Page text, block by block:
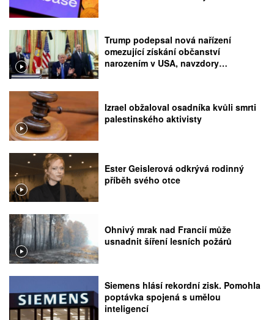
Trump podepsal nová nařízení
omezující získání občanství
narozením v USA, navzdory
Izrael obžaloval osadníka kvůli smrti
palestinského aktivisty
Ester Geislerová odkrývá rodinný
příběh svého otce
Ohnivý mrak nad Francií může
usnadnit šíření lesních požárů
Siemens hlásí rekordní zisk. Pomohla
poptávka spojená s umělou
inteligencí